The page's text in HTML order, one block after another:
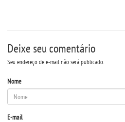
DESTAQUES
REVISTA TRANSVERSAL
Deixe seu comentário
Seu endereço de e-mail não será publicado.
Nome
E-mail